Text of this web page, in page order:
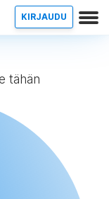
KIRJAUDU
tähän